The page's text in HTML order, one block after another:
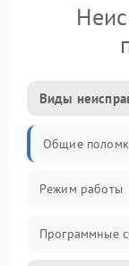
Виды
Общие
Режим работы
Программные